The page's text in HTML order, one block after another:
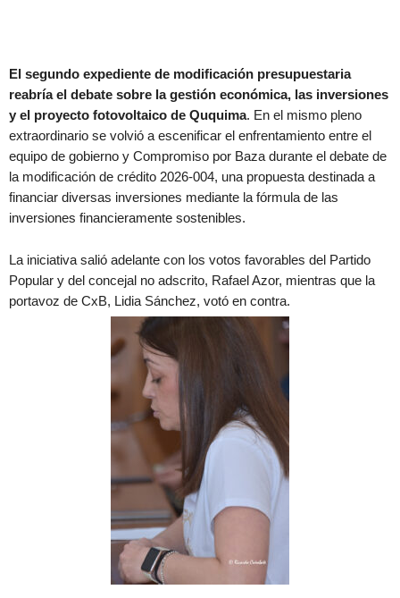
El segundo expediente de modificación presupuestaria
reabría el debate sobre la gestión económica, las inversiones
y el proyecto fotovoltaico de Ququima. En el mismo pleno
extraordinario se volvió a escenificar el enfrentamiento entre el
equipo de gobierno y Compromiso por Baza durante el debate de
la modificación de crédito 2026-004, una propuesta destinada a
financiar diversas inversiones mediante la fórmula de las
inversiones financieramente sostenibles.
La iniciativa salió adelante con los votos favorables del Partido
Popular y del concejal no adscrito, Rafael Azor, mientras que la
portavoz de CxB, Lidia Sánchez, votó en contra.